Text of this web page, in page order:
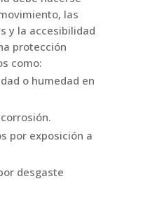
las
y la accesibilidad
protección
como:
o humedad en
por exposición a
desgaste